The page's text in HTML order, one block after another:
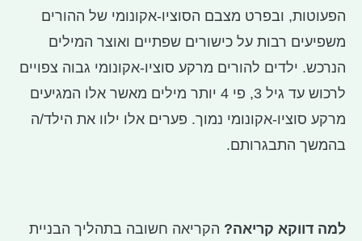
הפעוטות, ובפרט מצבם הסוציו-אקונומי של ההורים
משפיעים רבות על כישורים שפתיים ואוצר המילים
הנרכש. ילדים להורים מרקע סוציו-אקונומי גבוה צפויים
לרכוש עד גיל 3, פי 4 יותר מילים מאשר אלו המגיעים
מרקע סוציו-אקונומי נמוך. פערים אלו ילוו את הילד/ה
בהמשך התבגרותם.
למה דווקא קריאה? הקריאה חשובה בתהליך הבניית